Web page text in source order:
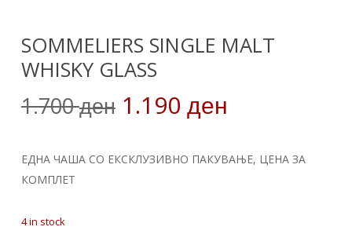
SOMMELIERS SINGLE MALT
WHISKY GLASS
1.700ден Original
was:
1.190 ден
is:
1.190 ден.
ЕДНА ЧАША СО ЕКСКЛУЗИВНО ПАКУВАЊЕ, ЦЕНА ЗА
КОМПЛЕТ
4 in stock